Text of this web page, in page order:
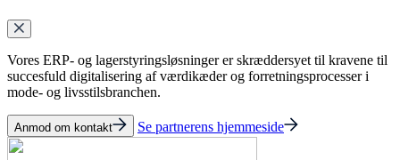
Vores ERP- og lagerstyringsløsninger er skræddersyet til kravene til
succesfuld digitalisering af værdikæder og forretningsprocesser i
mode- og livsstilsbranchen.
Anmod om kontakt Se partnerens hjemmeside